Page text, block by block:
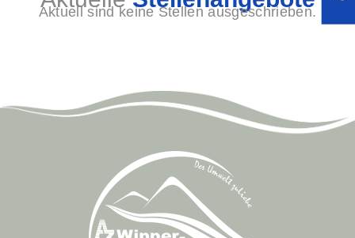
Aktuell sind keine Stellen ausgeschrieben.